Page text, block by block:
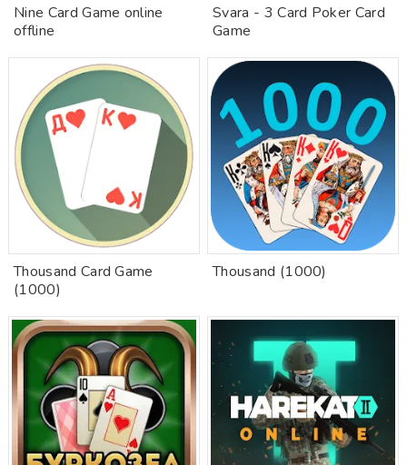
Nine Card Game online
offline
Svara - 3 Card Poker Card
Game
Thousand Card Game
(1000)
Thousand (1000)